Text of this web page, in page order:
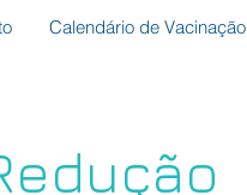
Calendário de Vacinação